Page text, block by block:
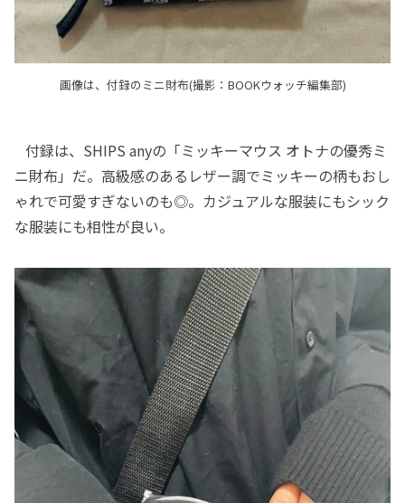
画像は、付録のミニ財布(撮影：BOOKウォッチ編集部)
付録は、SHIPS anyの「ミッキーマウス オトナの優秀ミ
ニ財布」だ。高級感のあるレザー調でミッキーの柄もおし
ゃれで可愛すぎないのも◎。カジュアルな服装にもシック
な服装にも相性が良い。